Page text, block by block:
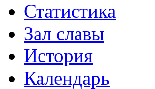
Статистика
Зал славы
История
Календарь